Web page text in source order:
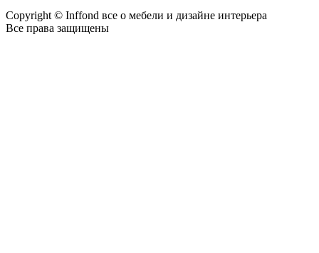
Copyright © Inffond все о мебели и дизайне интерьера
Все права защищены